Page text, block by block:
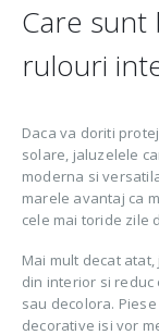
Care sunt
rulouri
Daca va doriti
solare, jaluzelele
moderna si
marele avantaj ca
cele mai toride zile
Mai mult decat
din interior si
sau decolora.
decorative isi vor